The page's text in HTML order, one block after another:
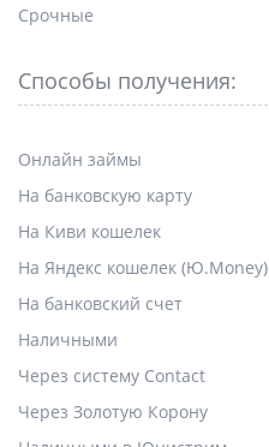
Срочные
Способы получения:
Онлайн займы
На банковскую карту
На Киви кошелек
На Яндекс кошелек (Ю.Money)
На банковский счет
Наличными
Через систему Contact
Через Золотую Корону